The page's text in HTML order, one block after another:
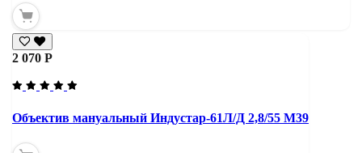
2 070 Р
Объектив мануальный Индустар-61Л/Д 2,8/55 М39